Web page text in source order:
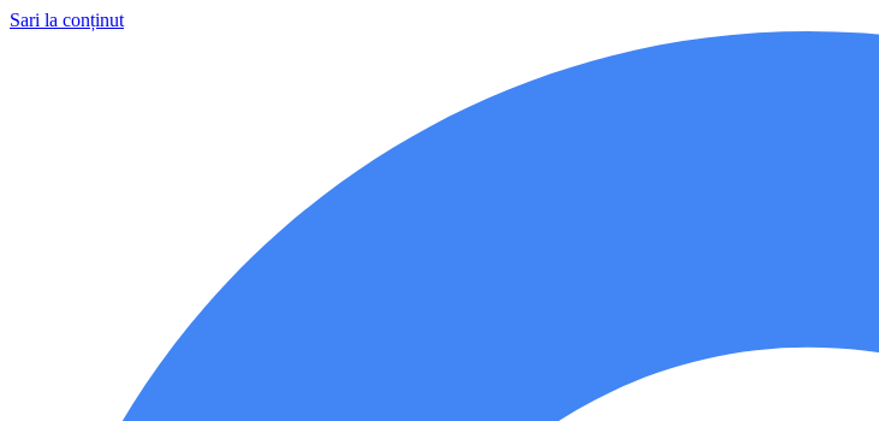
Sari la conținut